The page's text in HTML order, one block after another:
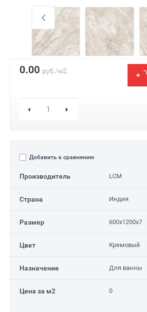
0.00 руб./м2.
Добавить к сравнению
Производитель LCM
Страна Индия
Размер 600x1200x7
Цвет Кремовый
Назначение Для ванны
Цена за м2 0